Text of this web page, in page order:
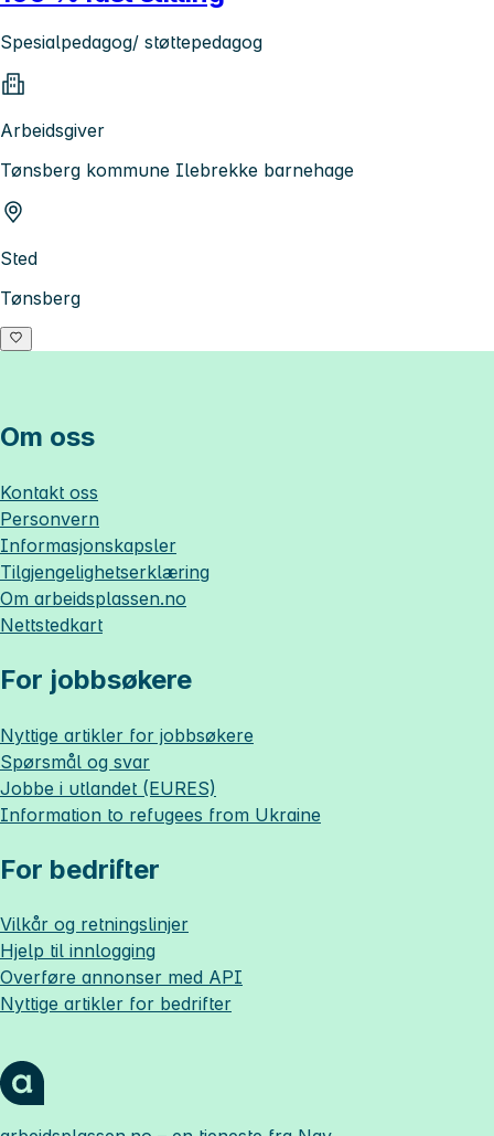
Spesialpedagog/ støttepedagog
Arbeidsgiver
Tønsberg kommune Ilebrekke barnehage
Sted
Tønsberg
Om oss
Kontakt oss
Personvern
Informasjonskapsler
Tilgjengelighetserklæring
Om arbeidsplassen.no
Nettstedkart
For jobbsøkere
Nyttige artikler for jobbsøkere
Spørsmål og svar
Jobbe i utlandet (EURES)
Information to refugees from Ukraine
For bedrifter
Vilkår og retningslinjer
Hjelp til innlogging
Overføre annonser med API
Nyttige artikler for bedrifter